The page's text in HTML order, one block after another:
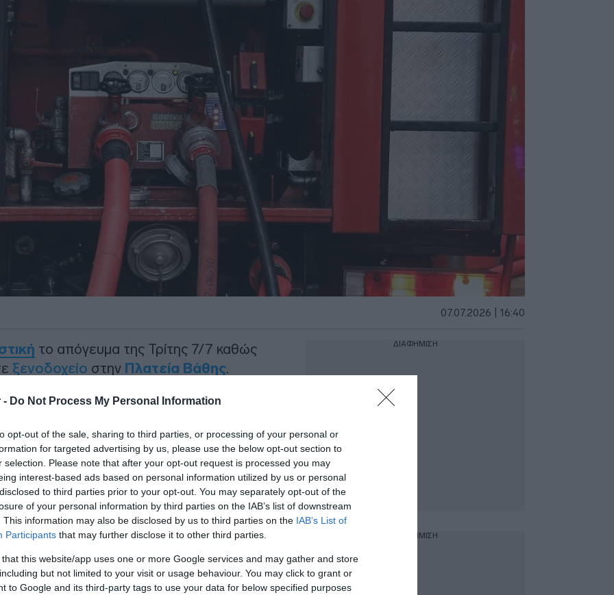
- Do Not Process My Personal Information
opt-out of the sale, sharing to third parties, or processing of your personal or
for targeted advertising by us, please use the below opt-out section to
selection. Please note that after your opt-out request is processed you may
interest-based ads based on personal information utilized by us or personal
to third parties prior to your opt-out. You may separately opt-out of the
of your personal information by third parties on the IAB’s list of downstream
This information may also be disclosed by us to third parties on the IAB’s List of
Participants that may further disclose it to other third parties.
that this website/app uses one or more Google services and may gather and store
but not limited to your visit or usage behaviour. You may click to grant or
to Google and its third-party tags to use your data for below specified purposes
07.07.2026 | 16:40
το απόγευμα της Τρίτης 7/7 καθώς
ξενοδοχείο στην Πλατεία Βάθης.
σε υπόγειο χώρο ξενοδοχειακής
12 πυροσβέστες με 4 οχήματα να
ΔΙΑΦΗΜΙΣΗ
ΔΙΑΦΗΜΙΣΗ